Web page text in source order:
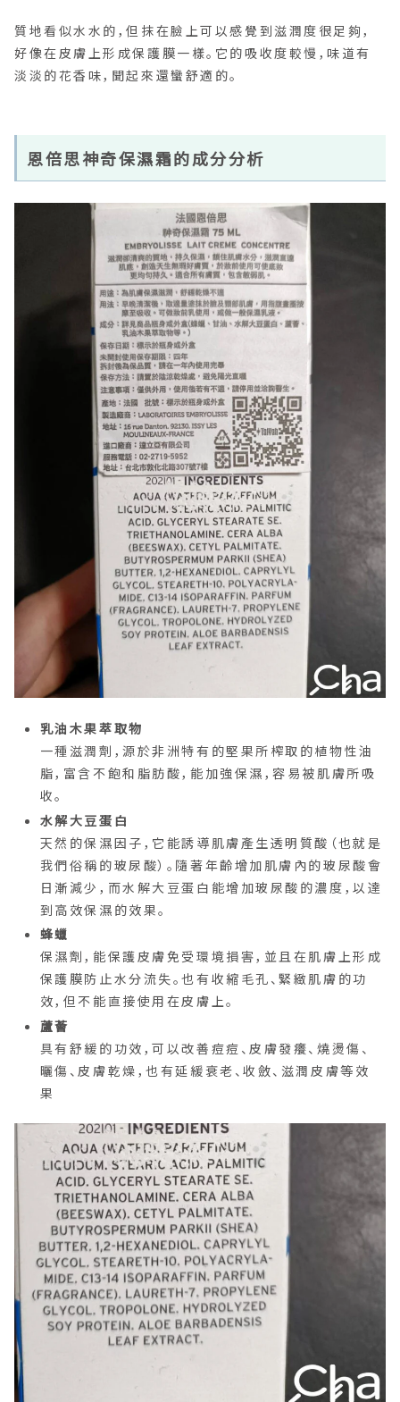
質地看似水水的，但抹在臉上可以感覺到滋潤度很足夠，
好像在皮膚上形成保護膜一樣。它的吸收度較慢，味道有
淡淡的花香味，聞起來還蠻舒適的。
恩倍思神奇保濕霜的成分分析
乳油木果萃取物
一種滋潤劑，源於非洲特有的堅果所榨取的植物性油
脂，富含不飽和脂肪酸，能加強保濕，容易被肌膚所吸
收。
水解大豆蛋白
天然的保濕因子，它能誘導肌膚產生透明質酸（也就是
我們俗稱的玻尿酸）。隨著年齡增加肌膚內的玻尿酸會
日漸減少，而水解大豆蛋白能增加玻尿酸的濃度，以達
到高效保濕的效果。
蜂蠟
保濕劑，能保護皮膚免受環境損害，並且在肌膚上形成
保護膜防止水分流失。也有收縮毛孔、緊緻肌膚的功
效，但不能直接使用在皮膚上。
蘆薈
具有舒緩的功效，可以改善痘痘、皮膚發癢、燒燙傷、
曬傷、皮膚乾燥，也有延緩衰老、收斂、滋潤皮膚等效
果